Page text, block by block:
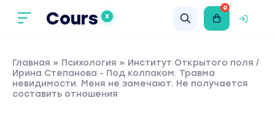
Cours X
0
Главная » Психология » Институт Открытого поля /
Ирина Степанова - Под колпаком. Травма
невидимости. Меня не замечают. Не получается
составить отношения